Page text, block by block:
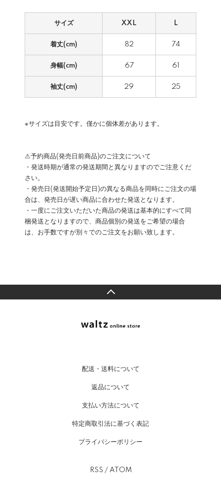
サイズ XXL L
着丈(cm) 82 74
身幅(cm) 67 61
袖丈(cm) 29 25
※サイズは目安です。僅かに個体差があります。
⚠予約商品(発売日前商品)のご注文について
・発送時期が通常の発送期間と異なりますのでご注意くだ
さい。
・発売日(発送開始予定日)の異なる商品を同時にご注文の場
合は、発売日が遅い商品に合わせた発送となります。
・一度にご注文いただいた商品の発送は基本的にすべて同
梱発送となりますので、商品個別の発送をご希望の場合
は、お手数ですが別々でのご注文をお願い致します。
配送・送料について
返品について
支払い方法について
特定商取引法に基づく表記
プライバシーポリシー
RSS / ATOM